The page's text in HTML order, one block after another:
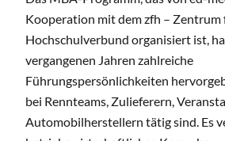
Kooperation mit dem zfh – Zentrum
Hochschulverbund organisiert ist,
vergangenen Jahren zahlreiche
Führungspersönlichkeiten
bei Rennteams, Zulieferern,
Automobilherstellern tätig sind. Es